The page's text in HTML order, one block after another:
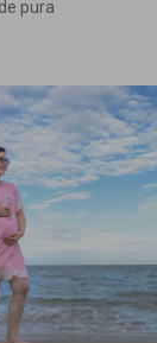
pura